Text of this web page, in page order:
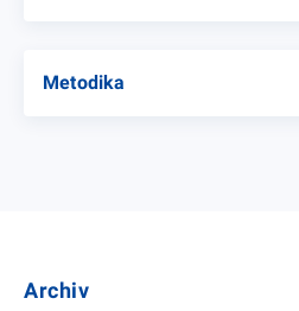
Metodika
Archiv